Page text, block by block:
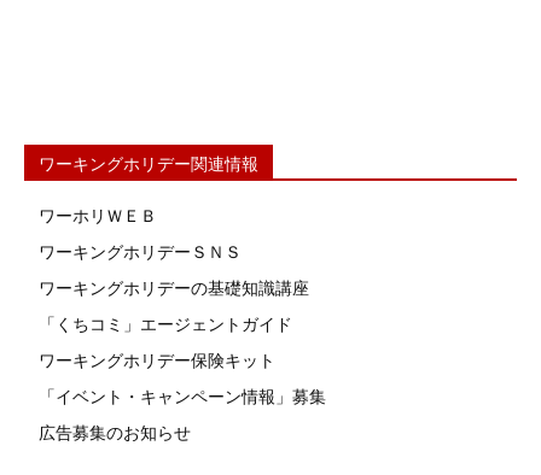
ワーキングホリデー関連情報
ワーホリＷＥＢ
ワーキングホリデーＳＮＳ
ワーキングホリデーの基礎知識講座
「くちコミ」エージェントガイド
ワーキングホリデー保険キット
「イベント・キャンペーン情報」募集
広告募集のお知らせ